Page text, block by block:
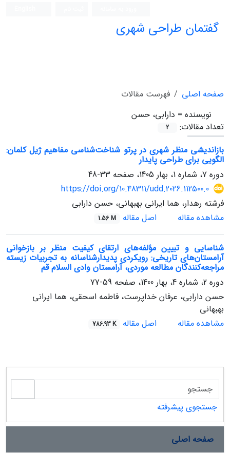
گفتمان طراحی شهری
صفحه اصلی
فهرست مقالات
نویسنده = دارابی، حسن
تعداد مقالات:
2
بازاندیشی منظر شهری در پرتو شناخت‌شناسی مفاهیم ژیل کلمان:
الگویی برای طراحی پایدار
دوره 7، شماره 1، بهار 1405، صفحه
33-48
https://doi.org/10.48311/udd.2026.112500.0
فرشته رهدار، هما ایرانی بهبهانی، حسن دارابی
مشاهده مقاله
اصل مقاله 1.56 M
شناسایی و تبیین مؤلفه‌های ارتقای کیفیت منظر بر بازخوانی
آرامستان‌های تاریخی: رویکردی پدیدارشناسانه به تجربیات زیسته
مراجعه‌کنندگان مطالعه موردی، آرامستان‌ وادی السلام قم
دوره 2، شماره 4، بهار 1400، صفحه
59-77
حسن دارابی، عرفان خداپرست، فاطمه اسحقی، هما ایرانی
بهبهانی
مشاهده مقاله
اصل مقاله 786.93 K
جستجوی پیشرفته
صفحه اصلی